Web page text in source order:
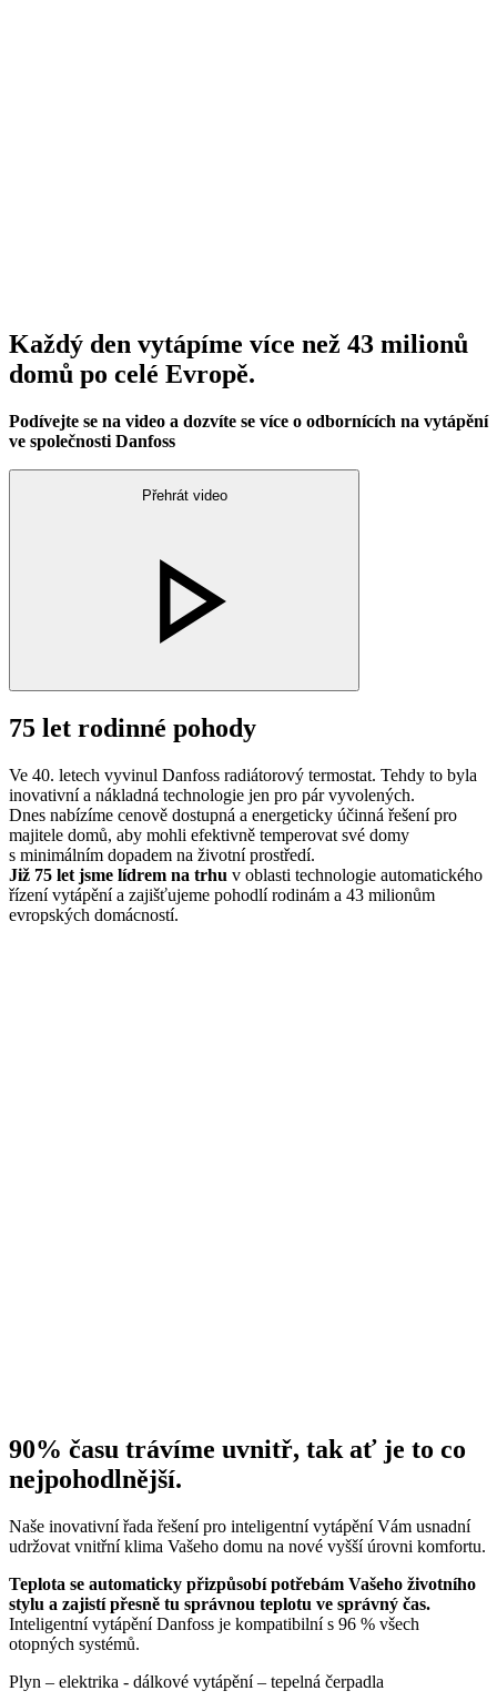
Každý den vytápíme více než 43 milionů
domů po celé Evropě.
Podívejte se na video a dozvíte se více o odbornících na vytápění
ve společnosti Danfoss
Přehrát video
75 let rodinné pohody
Ve 40. letech vyvinul Danfoss radiátorový termostat. Tehdy to byla
inovativní a nákladná technologie jen pro pár vyvolených.
Dnes nabízíme cenově dostupná a energeticky účinná řešení pro
majitele domů, aby mohli efektivně temperovat své domy
s minimálním dopadem na životní prostředí.
Již 75 let jsme lídrem na trhu v oblasti technologie automatického
řízení vytápění a zajišťujeme pohodlí rodinám a 43 milionům
evropských domácností.
90% času trávíme uvnitř, tak ať je to co
nejpohodlnější.
Naše inovativní řada řešení pro inteligentní vytápění Vám usnadní
udržovat vnitřní klima Vašeho domu na nové vyšší úrovni komfortu.
Teplota se automaticky přizpůsobí potřebám Vašeho životního
stylu a zajistí přesně tu správnou teplotu ve správný čas.
Inteligentní vytápění Danfoss je kompatibilní s 96 % všech
otopných systémů.
Plyn – elektrika - dálkové vytápění – tepelná čerpadla